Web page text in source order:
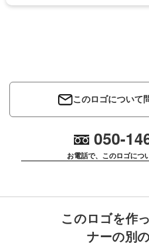
このロゴについて
050-
お電話で、このロゴにつ
このロゴを作
ナーの別